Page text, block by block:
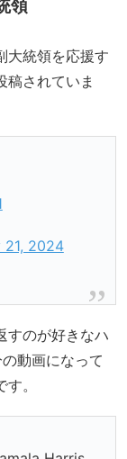
領
大統領を応援す
稿されていま
21, 2024
すのが好きなハ
動画になって
。